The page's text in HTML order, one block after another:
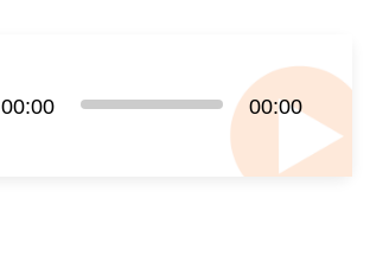
00:00 00:00